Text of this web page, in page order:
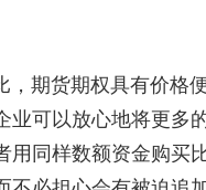
，期货期权具有价格
业可以放心地将更多
用同样数额资金购买